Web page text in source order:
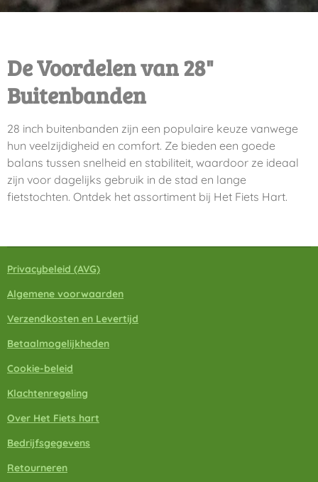
De Voordelen van 28"
Buitenbanden
28 inch buitenbanden zijn een populaire keuze vanwege
hun veelzijdigheid en comfort. Ze bieden een goede
balans tussen snelheid en stabiliteit, waardoor ze ideaal
zijn voor dagelijks gebruik in de stad en lange
fietstochten. Ontdek het assortiment bij Het Fiets Hart.
Privacybeleid (AVG)
Algemene voorwaarden
Verzendkosten en Levertijd
Betaalmogelijkheden
Cookie-beleid
Klachtenregeling
Over Het Fiets hart
Bedrijfsgegevens
Retourneren